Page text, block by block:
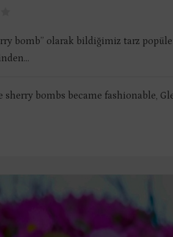
bomb” olarak bildiğimiz tarz
sherry bombs became fashionable,